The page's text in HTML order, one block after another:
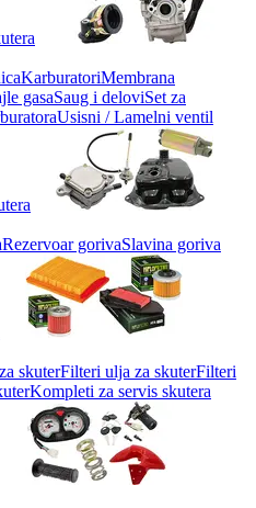
KarburatoriMembrana
gasaSaug i deloviSet za
Usisni / Lamelni ventil
Rezervoar gorivaSlavina goriva
skuterFilteri ulja za skuterFilteri
Kompleti za servis skutera